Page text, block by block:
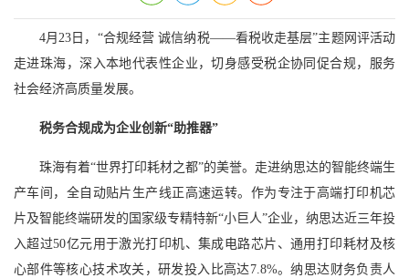
4月23日，“合规经营 诚信纳税——看税收走基层”主题网评活动
走进珠海，深入本地代表性企业，切身感受税企协同促合规，服务
社会经济高质量发展。
税务合规成为企业创新“助推器”
珠海有着“世界打印耗材之都”的美誉。走进纳思达的智能终端生
产车间，全自动贴片生产线正高速运转。作为专注于高端打印机芯
片及智能终端研发的国家级专精特新“小巨人”企业，纳思达近三年投
入超过50亿元用于激光打印机、集成电路芯片、通用打印耗材及核
心部件等核心技术攻关，研发投入比高达7.8%。纳思达财务负责人